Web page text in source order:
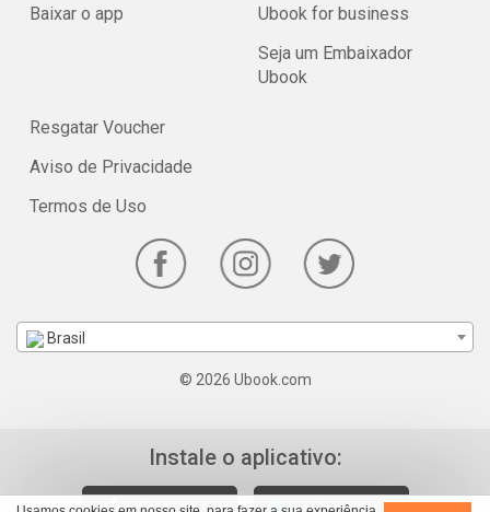
Baixar o app
Ubook for business
Seja um Embaixador
Ubook
Resgatar Voucher
Aviso de Privacidade
Termos de Uso
Brasil
© 2026 Ubook.com
Instale o aplicativo: